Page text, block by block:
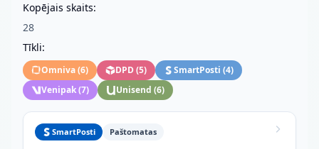
Kopējais skaits:
28
Tīkli:
Omniva(6) DPD(5) SmartPosti (4)
Venipak(7) Unisend (6)
SmartPosti Paštomatas